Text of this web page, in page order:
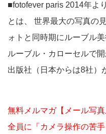
■fotofever paris 2014年よ
とは、 世界最大の写真の
ォトと同時期にルーブル
ルーブル・カローセルで
出版社（日本からは8社）
無料メルマガ【メール写
全員に「カメラ操作の苦